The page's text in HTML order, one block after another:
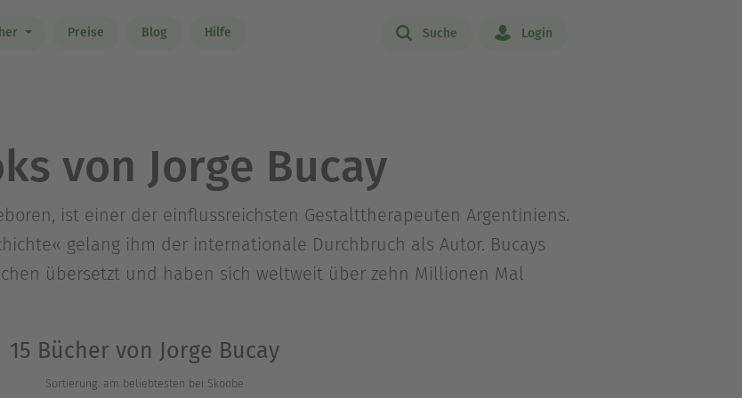
Preise Blog Hilfe Suche Login
von Jorge Bucay
ist einer der einflussreichsten Gestalttherapeuten Argentiniens.
gelang ihm der internationale Durchbruch als Autor. Bucays
übersetzt und haben sich weltweit über zehn Millionen Mal
15 Bücher von Jorge Bucay
Sortierung: am beliebtesten bei Skoobe